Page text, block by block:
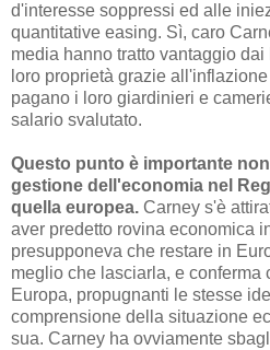
d'interesse soppressi ed alle
quantitative easing. Sì, caro
media hanno tratto vantaggio
loro proprietà grazie
pagano i loro giardinieri e
salario svalutato.
Questo punto è importante
gestione dell'economia nel
quella europea. Carney s'è
aver predetto rovina economica
presupponeva che restare in
meglio che lasciarla, e conferma
Europa, propugnanti le stesse
comprensione della situazione
sua. Carney ha ovviamente